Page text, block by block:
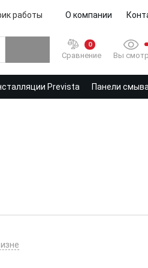
работы О компании
0
Сравнение Вы
Prevista Панели